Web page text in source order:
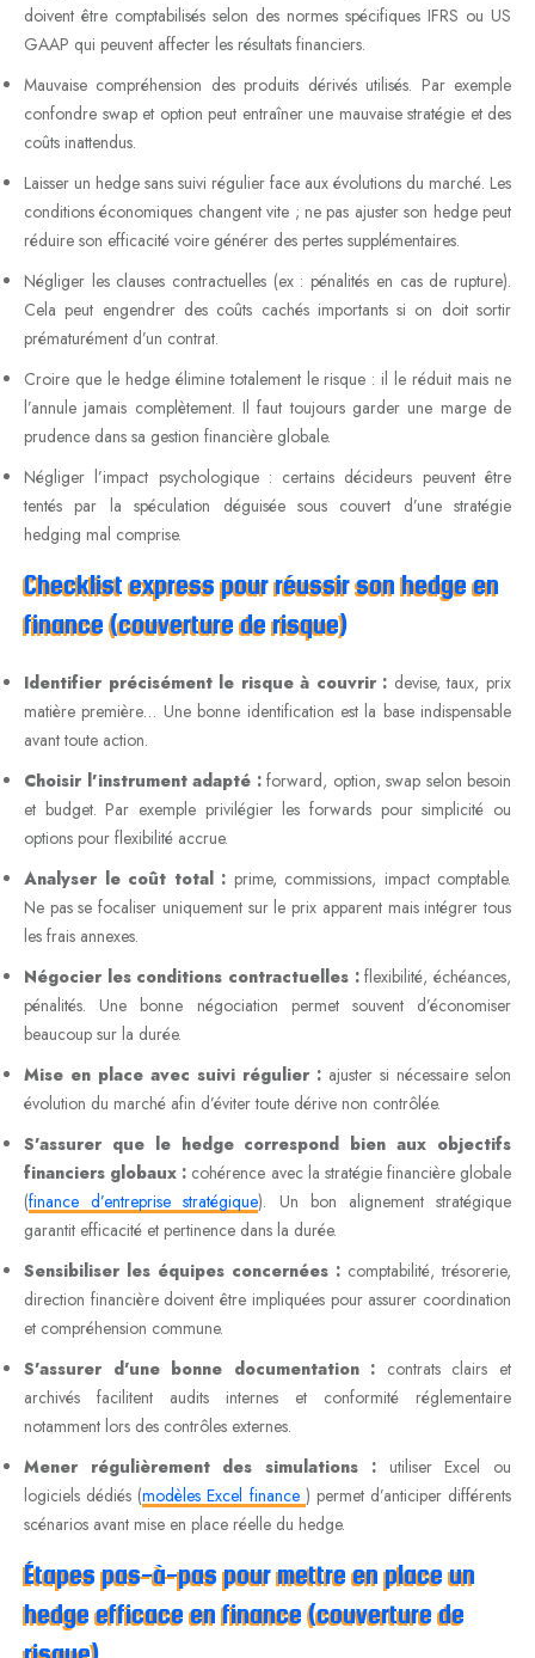
doivent être comptabilisés selon des normes spécifiques IFRS ou US
GAAP qui peuvent affecter les résultats financiers.
Mauvaise compréhension des produits dérivés utilisés. Par exemple
confondre swap et option peut entraîner une mauvaise stratégie et des
coûts inattendus.
Laisser un hedge sans suivi régulier face aux évolutions du marché. Les
conditions économiques changent vite ; ne pas ajuster son hedge peut
réduire son efficacité voire générer des pertes supplémentaires.
Négliger les clauses contractuelles (ex : pénalités en cas de rupture).
Cela peut engendrer des coûts cachés importants si on doit sortir
prématurément d’un contrat.
Croire que le hedge élimine totalement le risque : il le réduit mais ne
l’annule jamais complètement. Il faut toujours garder une marge de
prudence dans sa gestion financière globale.
Négliger l’impact psychologique : certains décideurs peuvent être
tentés par la spéculation déguisée sous couvert d’une stratégie
hedging mal comprise.
Checklist express pour réussir son hedge en
finance (couverture de risque)
Identifier précisément le risque à couvrir : devise, taux, prix
matière première… Une bonne identification est la base indispensable
avant toute action.
Choisir l’instrument adapté :forward, option, swap selon besoin
et budget. Par exemple privilégier les forwards pour simplicité ou
options pour flexibilité accrue.
Analyser le coût total : prime, commissions, impact comptable.
Ne pas se focaliser uniquement sur le prix apparent mais intégrer tous
les frais annexes.
Négocier les conditions contractuelles :flexibilité, échéances,
pénalités. Une bonne négociation permet souvent d’économiser
beaucoup sur la durée.
Mise en place avec suivi régulier : ajuster si nécessaire selon
évolution du marché afin d’éviter toute dérive non contrôlée.
S’assurer que le hedge correspond bien aux objectifs
financiers globaux : cohérence avec la stratégie financière globale
(finance d’entreprise stratégique). Un bon alignement stratégique
garantit efficacité et pertinence dans la durée.
Sensibiliser les équipes concernées : comptabilité, trésorerie,
direction financière doivent être impliquées pour assurer coordination
et compréhension commune.
S’assurer d’une bonne documentation : contrats clairs et
archivés facilitent audits internes et conformité réglementaire
notamment lors des contrôles externes.
Mener régulièrement des simulations :utiliser Excel ou
logiciels dédiés (modèles Excel finance ) permet d’anticiper différents
scénarios avant mise en place réelle du hedge.
Étapes pas-à-pas pour mettre en place un
hedge efficace en finance (couverture de